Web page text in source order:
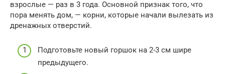
взрослые — раз в 3 года. Основной признак того, что
пора менять дом, — корни, которые начали вылезать из
дренажных отверстий.
Подготовьте новый горшок на 2-3 см шире
предыдущего.